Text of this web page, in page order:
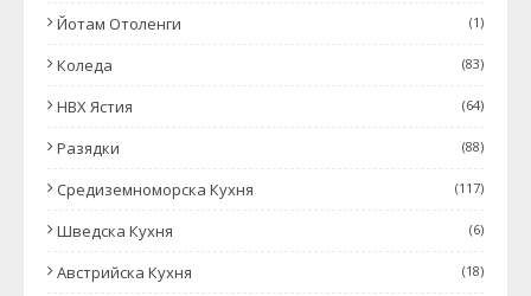
Йотам Отоленги (1)
Коледа (83)
НВХ Ястия (64)
Разядки (88)
Средиземноморска Кухня (117)
Шведска Кухня (6)
Австрийска Кухня (18)